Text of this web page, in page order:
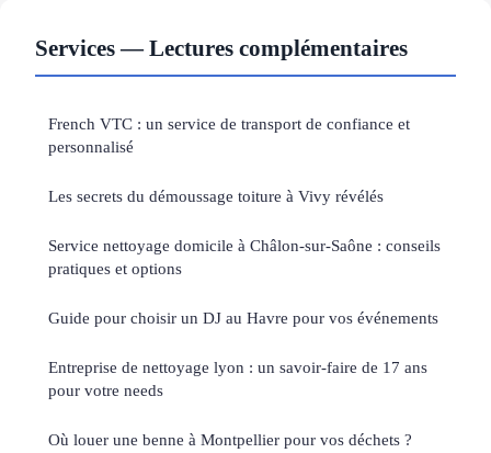
Services — Lectures complémentaires
French VTC : un service de transport de confiance et
personnalisé
Les secrets du démoussage toiture à Vivy révélés
Service nettoyage domicile à Châlon-sur-Saône : conseils
pratiques et options
Guide pour choisir un DJ au Havre pour vos événements
Entreprise de nettoyage lyon : un savoir-faire de 17 ans
pour votre needs
Où louer une benne à Montpellier pour vos déchets ?